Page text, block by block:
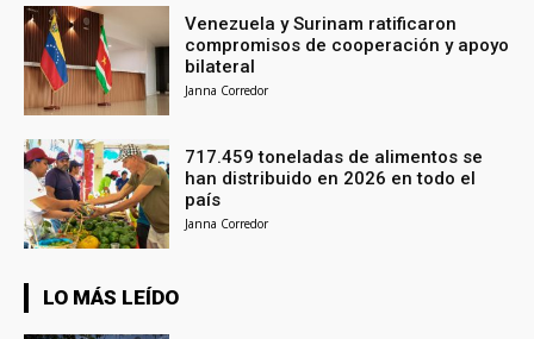
Venezuela y Surinam ratificaron
compromisos de cooperación y apoyo
bilateral
Janna Corredor
717.459 toneladas de alimentos se
han distribuido en 2026 en todo el
país
Janna Corredor
LO MÁS LEÍDO